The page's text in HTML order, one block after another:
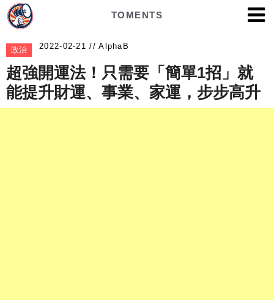
TOMENTS
政治 AlphaB
超強開運法！只需要「簡單1招」就
能提升財運、事業、家運，步步高升